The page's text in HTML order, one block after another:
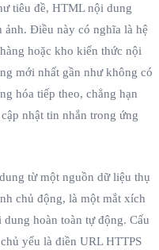
tiêu đề, HTML nội dung
Điều này có nghĩa là hệ
hoặc kho kiến thức nội
mới nhất gần như không có
hóa tiếp theo, chẳng hạn
nhật tin nhắn trong ứng
từ một nguồn dữ liệu thụ
chủ động, là một mắt xích
hoàn toàn tự động. Cấu
yếu là điền URL HTTPS